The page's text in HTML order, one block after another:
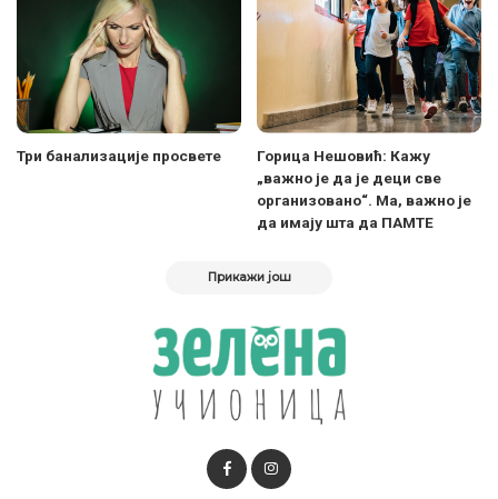
Три банализације просвете
Горица Нешовић: Кажу
„важно је да је деци све
организовано“. Ма, важно је
да имају шта да ПАМТЕ
Прикажи још